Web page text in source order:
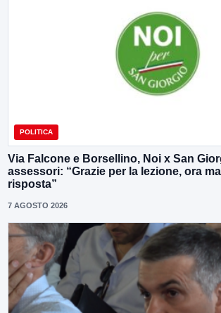
POLITICA
Via Falcone e Borsellino, Noi x San
assessori: “Grazie per la lezione, ora
risposta”
7 AGOSTO 2026